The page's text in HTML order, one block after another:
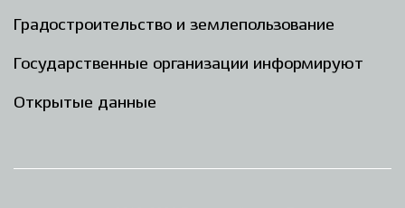
Градостроительство и землепользование
Государственные организации информируют
Открытые данные